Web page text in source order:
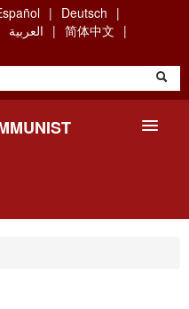
Deutsch
العربية
简体中文